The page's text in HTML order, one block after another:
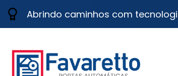
Abrindo caminhos com